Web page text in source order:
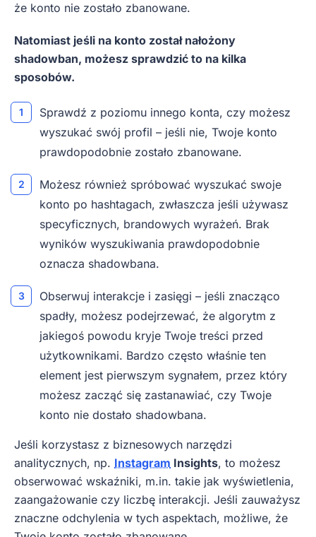
że konto nie zostało zbanowane.
Natomiast jeśli na konto został nałożony
shadowban, możesz sprawdzić to na kilka
sposobów.
Sprawdź z poziomu innego konta, czy możesz
wyszukać swój profil – jeśli nie, Twoje konto
prawdopodobnie zostało zbanowane.
Możesz również spróbować wyszukać swoje
konto po hashtagach, zwłaszcza jeśli używasz
specyficznych, brandowych wyrażeń. Brak
wyników wyszukiwania prawdopodobnie
oznacza shadowbana.
Obserwuj interakcje i zasięgi – jeśli znacząco
spadły, możesz podejrzewać, że algorytm z
jakiegoś powodu kryje Twoje treści przed
użytkownikami. Bardzo często właśnie ten
element jest pierwszym sygnałem, przez który
możesz zacząć się zastanawiać, czy Twoje
konto nie dostało shadowbana.
Jeśli korzystasz z biznesowych narzędzi
analitycznych, np. Instagram Insights, to możesz
obserwować wskaźniki, m.in. takie jak wyświetlenia,
zaangażowanie czy liczbę interakcji. Jeśli zauważysz
znaczne odchylenia w tych aspektach, możliwe, że